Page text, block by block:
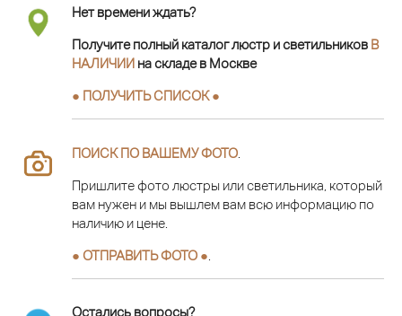
Нет времени ждать?
Получите полный каталог люстр и светильников В
НАЛИЧИИ на складе в Москве
● ПОЛУЧИТЬ СПИСОК ●
ПОИСК ПО ВАШЕМУ ФОТО
Пришлите фото люстры или светильника, который
вам нужен и мы вышлем вам всю информацию по
наличию и цене.
● ОТПРАВИТЬ ФОТО ●
Остались вопросы?